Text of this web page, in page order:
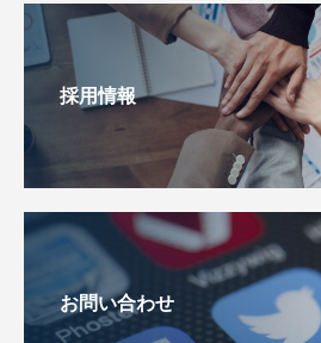
採用情報
お問い合わせ